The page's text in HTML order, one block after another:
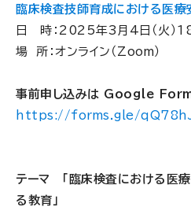
臨床検査技師育成における医
日 時：2025年3月4日（火）
場 所：オンライン（Zoom）
事前申し込みは Google
https://forms.gle/
テーマ 「臨床検査における医
る教育」